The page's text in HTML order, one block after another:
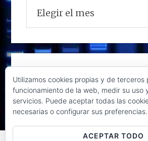
Utilizamos cookies propias y de terceros
funcionamiento de la web, medir su uso
servicios. Puede aceptar todas las
necesarias o configurar sus preferencias.
ACEPTAR TODO